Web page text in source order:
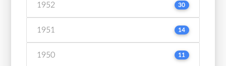
1952 30
1951 14
1950 11